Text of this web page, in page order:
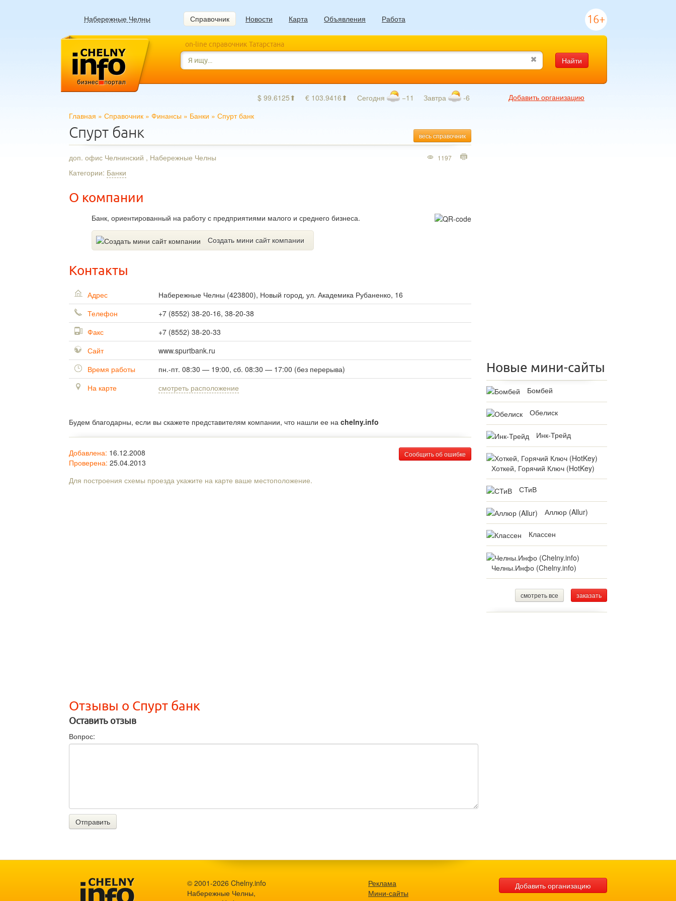
Набережные Челны Справочник Новости Карта Объявления Работа 16+
on-line справочник Татарстана
Найти
$ 99.6125⬆ € 103.9416⬆ Сегодня −11 Завтра -6
Добавить организацию
Главная » Справочник » Финансы » Банки » Спурт банк
весь справочник
Спурт банк
доп. офис Челнинский , Набережные Челны
Категории: Банки
О компании
Банк, ориентированный на работу с предприятиями малого и среднего бизнеса.
Создать мини сайт компании
1197
Контакты
Адрес Набережные Челны (423800), Новый город, ул. Академика Рубаненко, 16
Телефон
+7 (8552) 38-20-16, 38-20-38
Факс
+7 (8552) 38-20-33
Сайт
www.spurtbank.ru
Время работы
пн.-пт. 08:30 — 19:00, сб. 08:30 — 17:00 (без перерыва)
На карте
смотреть расположение
Будем благодарны, если вы скажете представителям компании, что нашли ее на chelny.info
Сообщить об ошибке
Добавлена: 16.12.2008
Проверена: 25.04.2013
Для построения схемы проезда укажите на карте ваше местоположение.
Отзывы о Спурт банк
Оставить отзыв
Вопрос:
Отправить
Новые мини-сайты
Бомбей
Обелиск
Инк-Трейд
Хоткей, Горячий Ключ (HotKey)
СТиВ
Аллюр (Allur)
Классен
Челны.Инфо (Chelny.info)
смотреть все заказать
© 2001-2026 Chelny.info
Набережные Челны,
Реклама
Мини-сайты
Добавить организацию